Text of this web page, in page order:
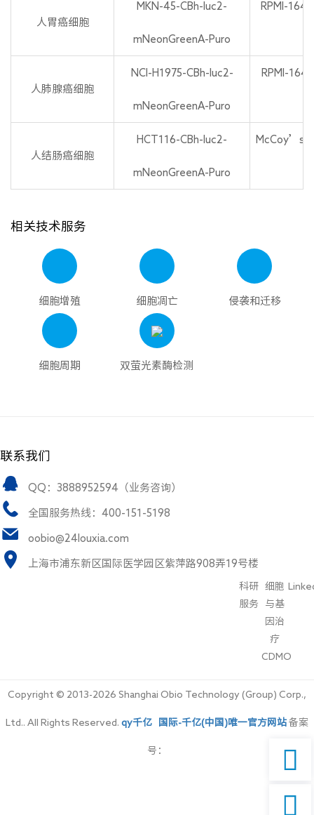
人胃癌细胞
MKN-45-CBh-luc2-
mNeonGreenA-Puro
RPMI-
人肺腺癌细胞
NCI-H1975-CBh-luc2-
mNeonGreenA-Puro
RPMI-
人结肠癌细胞
HCT116-CBh-luc2-
mNeonGreenA-Puro
McCoy’s
相关技术服务
细胞增殖 细胞凋亡 侵袭和迁移
细胞周期 双萤光素酶检测
联系我们
QQ：3888952594（业务咨询）
全国服务热线：400-151-5198
oobio@24louxia.com
上海市浦东新区国际医学园区紫萍路908弄19号楼
科研
服务
细胞
与基
因治
疗
CDMO
Copyright © 2013-2026 Shanghai Obio Technology (Group) Corp.,
Ltd.. All Rights Reserved. qy千亿国际-千亿(中国)唯一官方网站 备案
号：

